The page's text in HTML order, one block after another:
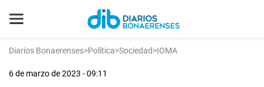
Diarios Bonaerenses>Política>Sociedad>IOMA
6 de marzo de 2023 - 09:11